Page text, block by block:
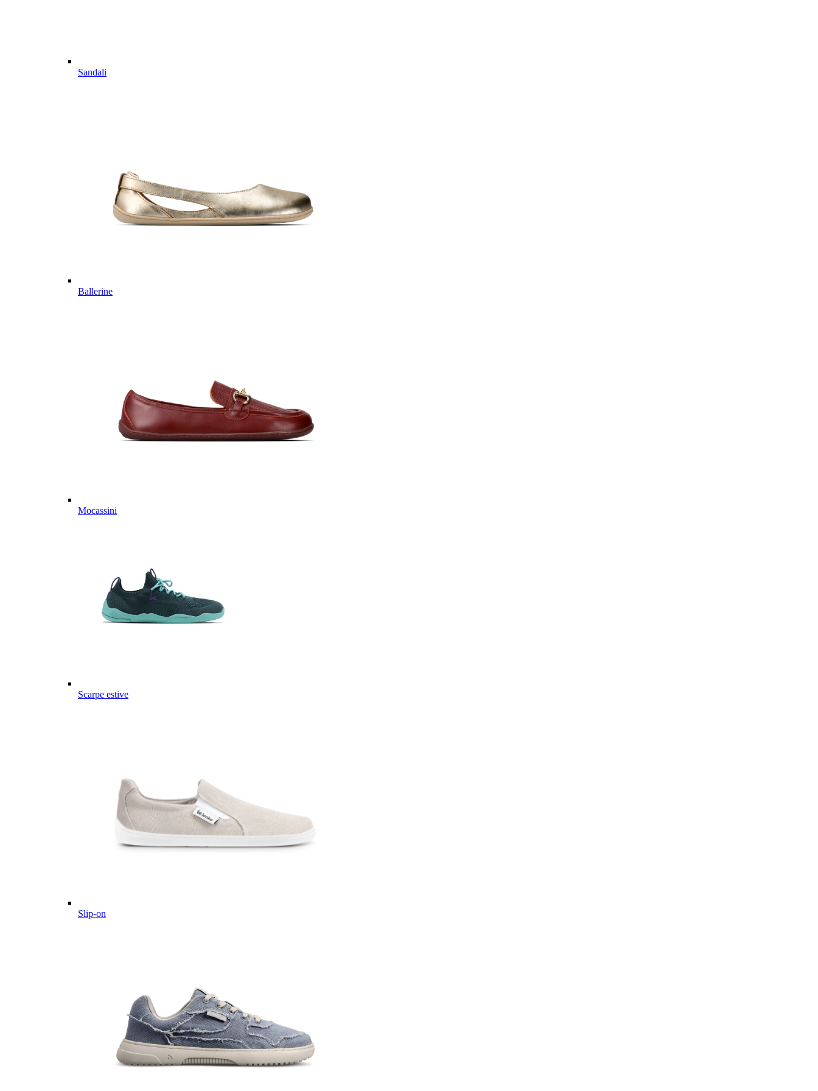
Sandali
Ballerine
Mocassini
Scarpe estive
Slip-on